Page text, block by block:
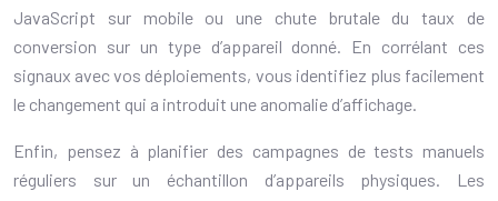
JavaScript sur mobile ou une chute brutale du taux de
conversion sur un type d’appareil donné. En corrélant ces
signaux avec vos déploiements, vous identifiez plus facilement
le changement qui a introduit une anomalie d’affichage.
Enfin, pensez à planifier des campagnes de tests manuels
réguliers sur un échantillon d’appareils physiques. Les